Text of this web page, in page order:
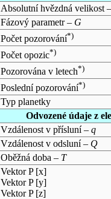
Absolutní hvězdná velikost –
Fázový parametr – G
Počet pozorování*)
Počet opozic*)
Pozorována v letech*)
Poslední pozorování*)
Typ planetky
Odvozené údaje z
Vzdálenost v přísluní – q
Vzdálenost v odsluní – Q
Oběžná doba – T
Vektor P [x]
Vektor P [y]
Vektor P [z]